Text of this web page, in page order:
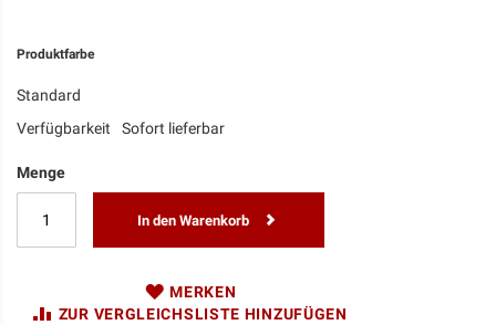
Produktfarbe
Standard
Verfügbarkeit
Sofort lieferbar
Menge
In den Warenkorb
MERKEN
ZUR VERGLEICHSLISTE HINZUFÜGEN